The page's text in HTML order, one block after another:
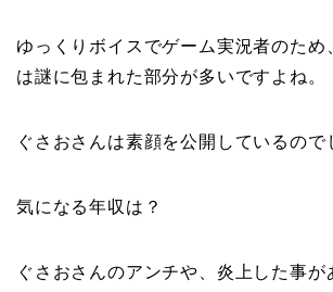
ゆっくりボイスでゲーム実況者のため
は謎に包まれた部分が多いですよね。
ぐさおさんは素顔を公開しているので
気になる年収は？
ぐさおさんのアンチや、炎上した事が